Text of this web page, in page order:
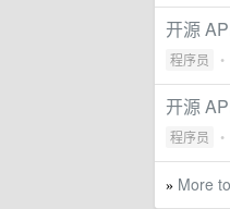
开源
程序员 •
开源
程序员 •
» More